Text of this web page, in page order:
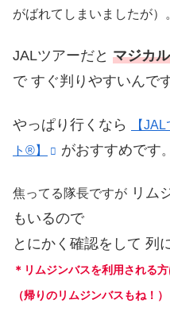
がばれてしまいましたが）
JALツアーだと マジカ
で すぐ判りやすいんで
やっぱり行くなら
【
ト®】
がおすすめです。
焦ってる隊長ですが リム
もいるので
とにかく確認をして 列
＊リムジンバスを利用される
（帰りのリムジンバスもね！）